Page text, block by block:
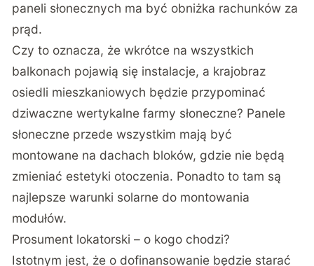
paneli słonecznych ma być obniżka rachunków za
prąd.
Czy to oznacza, że wkrótce na wszystkich
balkonach pojawią się instalacje, a krajobraz
osiedli mieszkaniowych będzie przypominać
dziwaczne wertykalne farmy słoneczne? Panele
słoneczne przede wszystkim mają być
montowane na dachach bloków, gdzie nie będą
zmieniać estetyki otoczenia. Ponadto to tam są
najlepsze warunki solarne do montowania
modułów.
Prosument lokatorski – o kogo chodzi?
Istotnym jest, że o dofinansowanie będzie starać